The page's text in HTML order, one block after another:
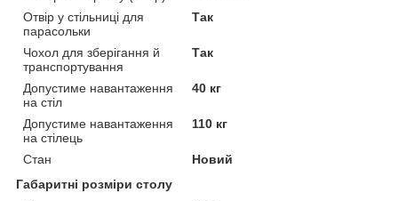
Отвір у стільниці для
парасольки
Так
Чохол для зберігання й
транспортування
Так
Допустиме навантаження
на стіл
40 кг
Допустиме навантаження
на стілець
110 кг
Стан
Новий
Габаритні розміри столу